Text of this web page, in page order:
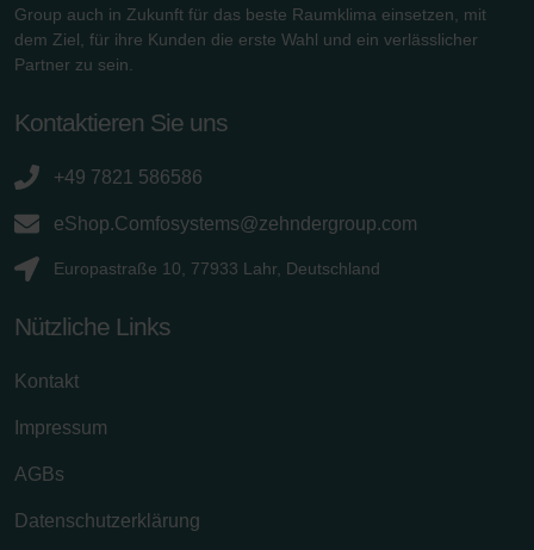
Group auch in Zukunft für das beste Raumklima einsetzen, mit
dem Ziel, für ihre Kunden die erste Wahl und ein verlässlicher
Partner zu sein.
Kontaktieren Sie uns
+49 7821 586586
eShop.Comfosystems@zehndergroup.com
Europastraße 10, 77933 Lahr, Deutschland
Nützliche Links
Kontakt
Impressum
AGBs
Datenschutzerklärung